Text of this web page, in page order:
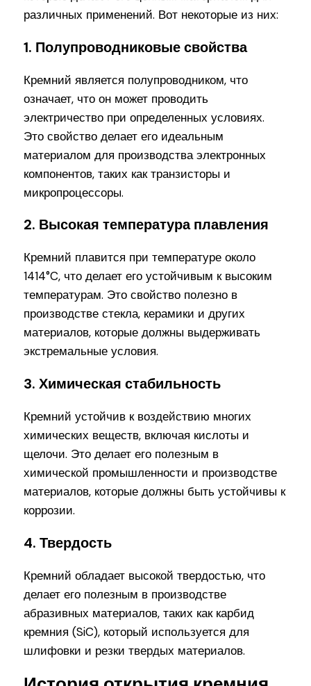
различных применений. Вот некоторые из них:
1. Полупроводниковые свойства
Кремний является полупроводником, что
означает, что он может проводить
электричество при определенных условиях.
Это свойство делает его идеальным
материалом для производства электронных
компонентов, таких как транзисторы и
микропроцессоры.
2. Высокая температура плавления
Кремний плавится при температуре около
1414°C, что делает его устойчивым к высоким
температурам. Это свойство полезно в
производстве стекла, керамики и других
материалов, которые должны выдерживать
экстремальные условия.
3. Химическая стабильность
Кремний устойчив к воздействию многих
химических веществ, включая кислоты и
щелочи. Это делает его полезным в
химической промышленности и производстве
материалов, которые должны быть устойчивы к
коррозии.
4. Твердость
Кремний обладает высокой твердостью, что
делает его полезным в производстве
абразивных материалов, таких как карбид
кремния (SiC), который используется для
шлифовки и резки твердых материалов.